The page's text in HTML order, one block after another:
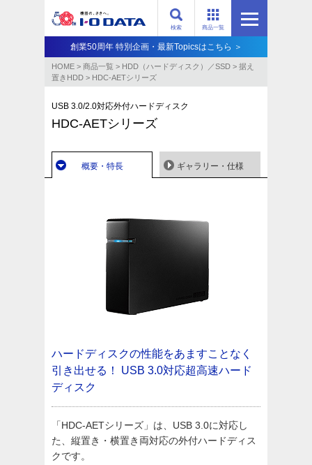
商品一覧
検索
創業50周年 特別企画・最新Topicsはこちら ＞
HOME > 商品一覧 > HDD（ハードディスク）／SSD > 据え
置きHDD > HDC-AETシリーズ
USB 3.0/2.0対応外付ハードディスク
HDC-AETシリーズ
概要・特長 ギャラリー・仕様
ハードディスクの性能をあますことなく
引き出せる！
USB 3.0対応超高速ハード
ディスク
「HDC-AETシリーズ」は、USB 3.0に対応し
た、縦置き・横置き両対応の外付ハードディス
クです。